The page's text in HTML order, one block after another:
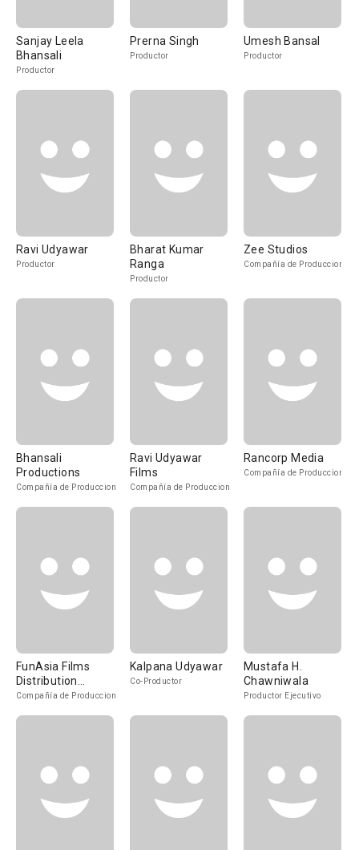
Sanjay Leela
Bhansali
Productor
Prerna Singh
Productor
Umesh Bansal
Productor
Ravi Udyawar
Productor
Bharat Kumar
Ranga
Productor
Zee Studios
Compañía de Produccion
Bhansali
Productions
Compañía de Produccion
Ravi Udyawar
Films
Compañía de Produccion
Rancorp Media
Compañía de Produccion
FunAsia Films
Distribution
[United Arab
Compañía de Produccion
Kalpana Udyawar
Co-Productor
Mustafa H.
Chawniwala
Productor Ejecutivo